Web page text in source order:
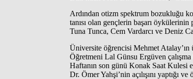
Ardından otizm spektrum bozukluğu
tanısı olan gençlerin başarı öykülerinin
Tuna Tunca, Cem Vardarcı ve Deniz
Üniversite öğrencisi Mehmet
Öğretmeni Lal Günsu Ergüven çalışma
Haftanın son günü Konak Saat
Dr. Ömer Yahşi’nin açılışını yaptığı